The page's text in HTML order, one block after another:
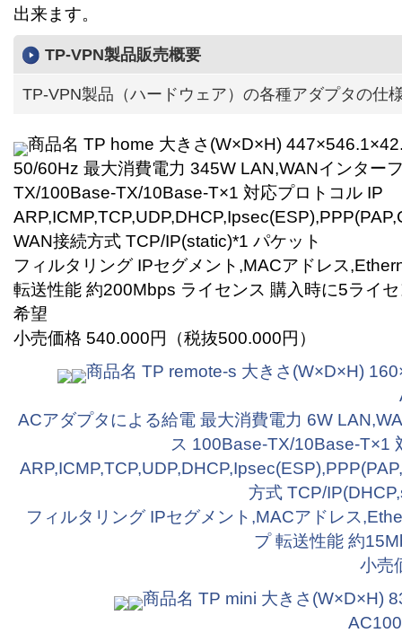
出来ます。
TP-VPN製品販売概要
TP-VPN製品（ハードウェア）の各種アダプタの仕
商品名 TP home 大きさ(W×D×H)
50/60Hz 最大消費電力 345W LAN,WANインター
TX/100Base-TX/10Base-T×1 対応プロトコル IP
WAN接続方式 TCP/IP(static)*1 パケット
フィルタリング IPセグメント,MACアドレス
転送性能 約200Mbps ライセンス 購入時に5ライ
希望
小売価格 540.000円（税抜500.000円）
商品名 TP remote-s 大きさ(W×D×H)
ACアダプタによる給電 最大消費電力 6W
ス 100Base-TX/10Base-T×1
方式 TCP/
フィルタリング IPセグメント,MACアドレス
プ 転送性能 約
小売
商品名 TP mini 大きさ(W×D×H)